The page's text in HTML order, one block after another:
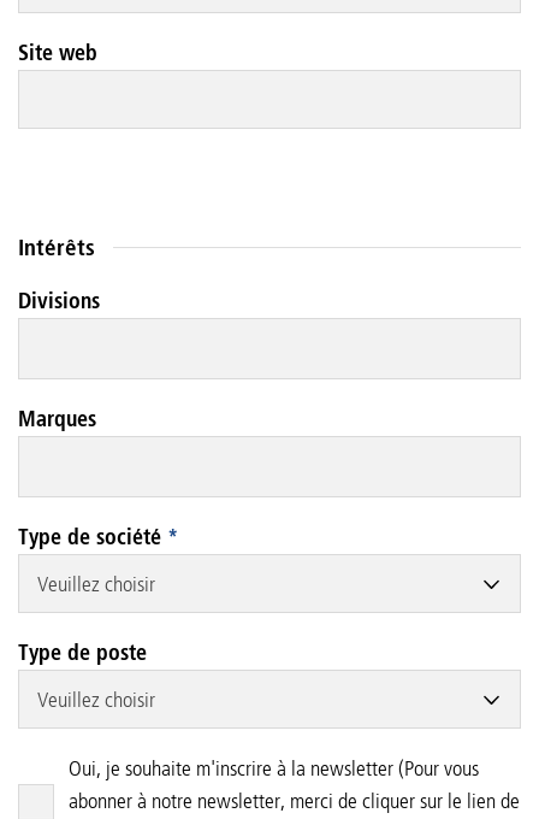
Site web
Intérêts
Divisions
Marques
Type de société *
Veuillez choisir
Type de poste
Veuillez choisir
Oui, je souhaite m'inscrire à la newsletter (Pour vous
abonner à notre newsletter, merci de cliquer sur le lien de